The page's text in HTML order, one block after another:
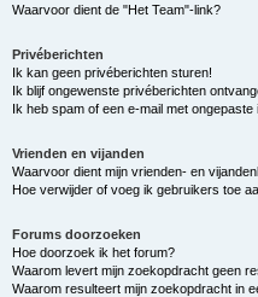
Waarvoor dient de "Het Team"-link?
Privéberichten
Ik kan geen privéberichten sturen!
Ik blijf ongewenste privéberichten
Ik heb spam of een e-mail met
Vrienden en vijanden
Waarvoor dient mijn vrienden- en
Hoe verwijder of voeg ik gebruikers toe
Forums doorzoeken
Hoe doorzoek ik het forum?
Waarom levert mijn zoekopdracht geen
Waarom resulteert mijn zoekopdracht in